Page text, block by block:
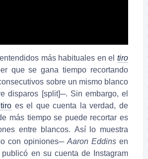
más habituales en el tiro
que se gana tiempo recortando
sobre un mismo blanco
disparos [split]─. Sin embargo, el
es el que cuenta la verdad, de
más tiempo se puede recortar es
entre blancos. Así lo muestra
con opiniones─ Aaron Eddins en
en su cuenta de Instagram